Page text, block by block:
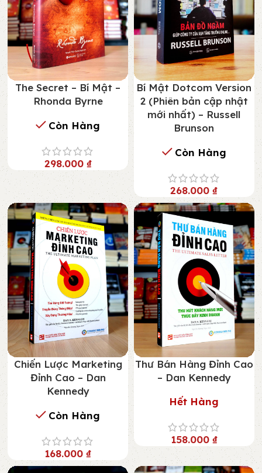
The Secret – Bí Mật –
Rhonda Byrne
Còn Hàng
298.000 ₫
Bí Mật Dotcom Version
2 (Phiên bản cập nhật
mới nhất) – Russell
Brunson
Còn Hàng
268.000₫
Chiến Lược Marketing
Đỉnh Cao – Dan
Kennedy
Còn Hàng
168.000₫
Thư Bán Hàng Đỉnh Cao
– Dan Kennedy
Hết Hàng
158.000 ₫